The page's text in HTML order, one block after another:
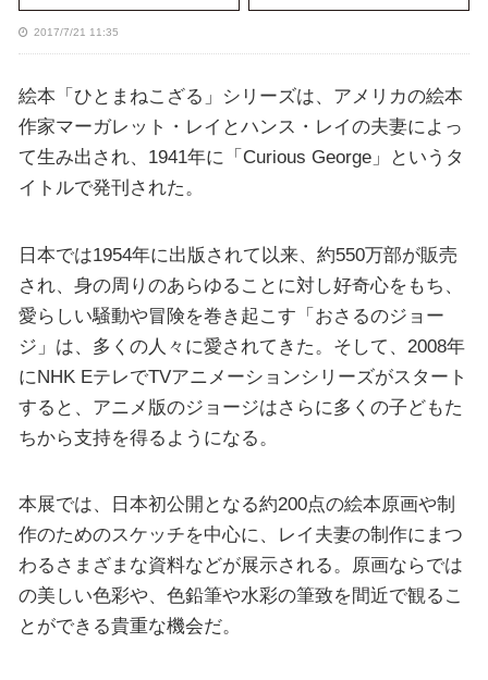
2017/7/21 11:35
絵本「ひとまねこざる」シリーズは、アメリカの絵本
作家マーガレット・レイとハンス・レイの夫妻によっ
て生み出され、1941年に「Curious George」というタ
イトルで発刊された。
日本では1954年に出版されて以来、約550万部が販売
され、身の周りのあらゆることに対し好奇心をもち、
愛らしい騒動や冒険を巻き起こす「おさるのジョー
ジ」は、多くの人々に愛されてきた。そして、2008年
にNHK EテレでTVアニメーションシリーズがスタート
すると、アニメ版のジョージはさらに多くの子どもた
ちから支持を得るようになる。
本展では、日本初公開となる約200点の絵本原画や制
作のためのスケッチを中心に、レイ夫妻の制作にまつ
わるさまざまな資料などが展示される。原画ならでは
の美しい色彩や、色鉛筆や水彩の筆致を間近で観るこ
とができる貴重な機会だ。